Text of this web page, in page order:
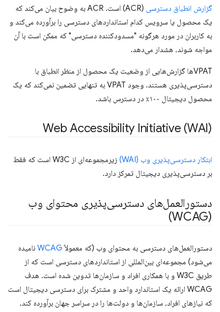
گزارش انطباق دسترسی
(ACR) است. ACR به وضوح بیان می‌کند که
یک محصول یا سرویس کدام استانداردهای دسترسی را برآورده می‌کند و
به کاربران در مورد هرگونه "مسدودکننده دسترسی" که ممکن است با آن
مواجه شوند، هشدار می‌دهد.
VPATها گزارش‌هایی از وضعیت یک محصول از منظر انطباق با
دسترسی‌پذیری هستند. وجود VPAT به تنهایی تضمین نمی‌کند که یک
محصول دیجیتال ۱۰۰٪ در دسترس باشد.
Web Accessibility Initiative (WAI)
ابتکار دسترسی‌پذیری وب (WAI)
زیرمجموعه‌ای از W3C است که فقط
بر دسترسی‌پذیری دیجیتال تمرکز دارد.
دستورالعمل‌های دسترسی‌پذیری محتوای وب
(WCAG)
دستورالعمل‌های دسترسی به محتوای وب (که معمولاً WCAG نامیده
می‌شود) مجموعه‌ای بین‌المللی از استانداردهای دسترسی است که از
طریق W3C و با همکاری افراد و سازمان‌ها تدوین شده است. هدف
WCAG ارائه یک استاندارد واحد و مشترک برای دسترسی دیجیتال است
که نیازهای افراد، سازمان‌ها و دولت‌ها را در سراسر جهان برآورده کند.